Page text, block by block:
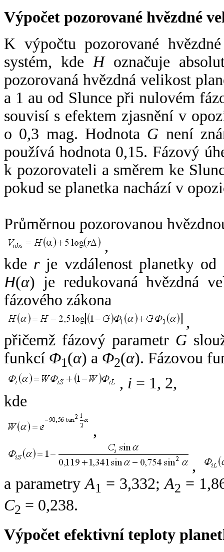
Výpočet pozorované hvězdné
K výpočtu pozorované
systém, kde Hoznačuje
pozorovaná hvězdná velikost
a 1 au od Slunce při nulovém
souvisí s efektem zjasnění v
o 0,3 mag. Hodnota G není
používá hodnota 0,15. Fázový
k pozorovateli a směrem ke
pokud se planetka nachází v
Průměrnou pozorovanou
,
kde rje vzdálenost planetky od
H(α) je redukovaná hvězdná
fázového zákona
,
přičemž fázový parametr G
funkcí Φ1(α) a Φ2(α). Fázovou
, i = 1, 2,
kde
,
,
a parametryA1 = 3,332;A2 =
C2 = 0,238.
Výpočet efektivní teploty